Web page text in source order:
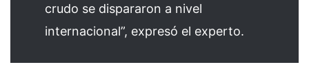
crudo se dispararon a nivel
internacional”, expresó el experto.